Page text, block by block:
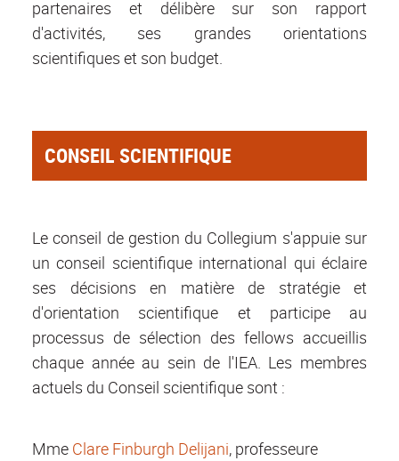
partenaires et délibère sur son rapport
d'activités, ses grandes orientations
scientifiques et son budget.
CONSEIL SCIENTIFIQUE
Le conseil de gestion du Collegium s'appuie sur
un conseil scientifique international qui éclaire
ses décisions en matière de stratégie et
d'orientation scientifique et participe au
processus de sélection des fellows accueillis
chaque année au sein de l'IEA. Les membres
actuels du Conseil scientifique sont :
Mme Clare Finburgh Delijani, professeure